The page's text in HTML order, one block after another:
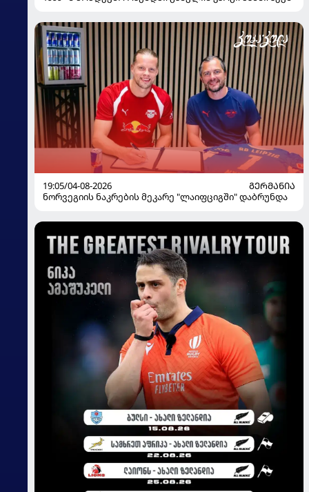
19:05/04-08-2026
ᲒᲔᲠᲛᲐᲜᲘᲐ
ნორვეგიის ნაკრების მეკარე "ლაიფციგში" დაბრუნდა